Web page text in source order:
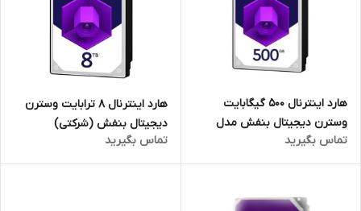
هارد اینترنال 500 گیگابایت
وسترن دیجیتال بنفش مدل
WD05PURX (ایرانتک)
تماس بگیرید
هارد اینترنال 8 ترابایت وسترن
دیجیتال بنفش (شرکتی)
تماس بگیرید